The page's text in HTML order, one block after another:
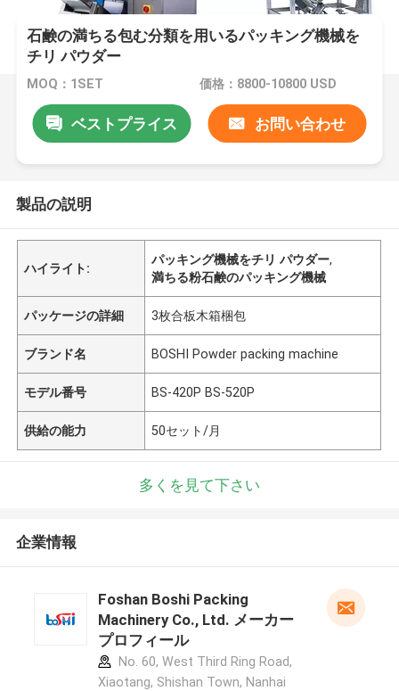
石鹸の満ちる包む分類を用いるパッキング機械を
チリ パウダー
MOQ：1SET 価格：8800-10800 USD
ベストプライス お問い合わせ
製品の説明
ハイライト:
パッキング機械をチリ パウダー,
満ちる粉石鹸のパッキング機械
パッケージの詳細 3枚合板木箱梱包
ブランド名 BOSHI Powder packing machine
モデル番号 BS-420P BS-520P
供給の能力 50セット/月
多くを見て下さい
企業情報
Foshan Boshi Packing
Machinery Co., Ltd. メーカー
プロフィール
No. 60, West Third Ring Road,
Xiaotang, Shishan Town, Nanhai